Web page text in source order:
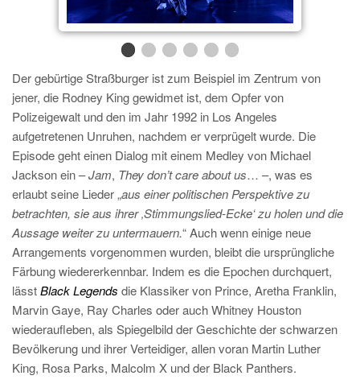
Der gebürtige Straßburger ist zum Beispiel im Zentrum von
jener, die Rodney King gewidmet ist, dem Opfer von
Polizeigewalt und den im Jahr 1992 in Los Angeles
aufgetretenen Unruhen, nachdem er verprügelt wurde. Die
Episode geht einen Dialog mit einem Medley von Michael
Jackson ein –Jam, They don’t care about us… –, was es
erlaubt seine Lieder „aus einer politischen Perspektive zu
betrachten, sie aus ihrer ‚Stimmungslied-Ecke‘ zu holen und die
Aussage weiter zu untermauern.“ Auch wenn einige neue
Arrangements vorgenommen wurden, bleibt die ursprüngliche
Färbung wiedererkennbar. Indem es die Epochen durchquert,
lässtBlack Legends die Klassiker von Prince, Aretha Franklin,
Marvin Gaye, Ray Charles oder auch Whitney Houston
wiederaufleben, als Spiegelbild der Geschichte der schwarzen
Bevölkerung und ihrer Verteidiger, allen voran Martin Luther
King, Rosa Parks, Malcolm X und der Black Panthers.